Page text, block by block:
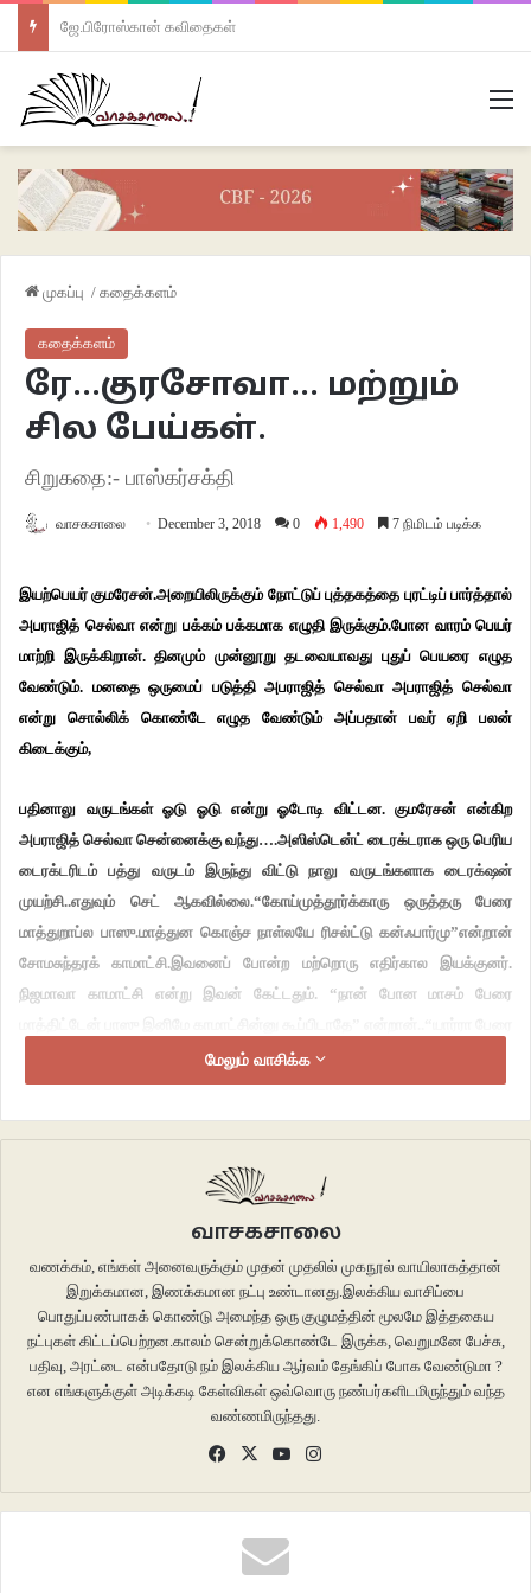
ஜே.பிரோஸ்கான் கவிதைகள்
முகப்பு / கதைக்களம்
கதைக்களம்
ரே…குரசோவா… மற்றும்
சில பேய்கள்.
சிறுகதை:- பாஸ்கர்சக்தி
வாசகசாலை December 3, 2018 0 1,490 7 நிமிடம் படிக்க
இயற்பெயர் குமரேசன்.அறையிலிருக்கும் நோட்டுப் புத்தகத்தை புரட்டிப் பார்த்தால்
அபராஜித் செல்வா என்று பக்கம் பக்கமாக எழுதி இருக்கும்.போன வாரம் பெயர்
மாற்றி இருக்கிறான். தினமும் முன்னூறு தடவையாவது புதுப் பெயரை எழுத
வேண்டும். மனதை ஒருமைப் படுத்தி அபராஜித் செல்வா அபராஜித் செல்வா
என்று சொல்லிக் கொண்டே எழுத வேண்டும் அப்பதான் பவர் ஏறி பலன்
கிடைக்கும்,
பதினாலு வருடங்கள் ஓடு ஓடு என்று ஓடோடி விட்டன. குமரேசன் என்கிற
அபராஜித் செல்வா சென்னைக்கு வந்து….அஸிஸ்டென்ட் டைரக்டராக ஒரு பெரிய
டைரக்டரிடம் பத்து வருடம் இருந்து விட்டு நாலு வருடங்களாக டைரக்‌ஷன்
முயற்சி..எதுவும் செட் ஆகவில்லை.“கோய்முத்தூர்க்காரு ஒருத்தரு பேரை
மாத்துறாப்ல பாஸு.மாத்துன கொஞ்ச நாள்லயே ரிசல்ட்டு கன்ஃபார்மு”என்றான்
சோமசுந்தரக் காமாட்சி.இவனைப் போன்ற மற்றொரு எதிர்கால இயக்குனர்.
நிஜமாவா காமாட்சி என்று இவன் கேட்டதும். “நான் போன மாசம் பேரை
மாத்துனது ?” என்க “அந்த கோய்முத்தூர்க் காருதான். அவரு பேரு திலக்
தியாகராஜ திருமூர்த்தி”
“அவரு ஒரிஜினல் பேரு வேற..ஆனா இந்தப் பேரு வைச்சப்பறம்தான் அவரு
மாசாமாசம் லச்சக்கணக்குல துட்டுப் பாக்கறாரு,,,தீ தீ தீ ன்னு உச்சரிப்பு
வருதுல்ல? தீ மாதிரி அவர் புகழ் பரவி லச்சக்கணக்குல சம்பாரிக்கிறதா அவரே
சொல்றாரு”
“சரி நீ என்னா பேர் மாத்தி இருக்கே?” “ சத்யா குரசோவா” “என்னது?”
“ஆமா பாஸு..சினிமா ரிலேட்டடா பேரு வைங்கன்னு சொன்னேன். உனக்கு பிடிச்ச
டைரக்டர்ஸ் யாருன்னு கேட்டாப்ல. சத்யஜித்ரே அகிரா குரசோவான்னு
பேப்பர்ல எழுதிக் குடுத்தாரு..எனக்கு அப்படியே மேலெல்லாம் ஜிவ்வுன்னு
புல்லரிச்சிருச்சு..நம்மல்லாம் கதைக்கு டைட்டில் புடிக்க எம்புட்டு கஷ்டப்படறோம்?
மேலும் வாசிக்க
வாசகசாலை
வணக்கம், எங்கள் அனைவருக்கும் முதன் முதலில் முகநூல் வாயிலாகத்தான்
இறுக்கமான, இணக்கமான நட்பு உண்டானது.இலக்கிய வாசிப்பை
பொதுப்பண்பாகக் கொண்டு அமைந்த ஒரு குழுமத்தின் மூலமே இத்தகைய
நட்புகள் கிட்டப்பெற்றன.காலம் சென்றுக்கொண்டே இருக்க, வெறுமனே பேச்சு,
பதிவு, அரட்டை என்பதோடு நம் இலக்கிய ஆர்வம் தேங்கிப் போக வேண்டுமா ?
என எங்களுக்குள் அடிக்கடி கேள்விகள் ஒவ்வொரு நண்பர்களிடமிருந்தும் வந்த
வண்ணமிருந்தது.
Facebook
X YouTube